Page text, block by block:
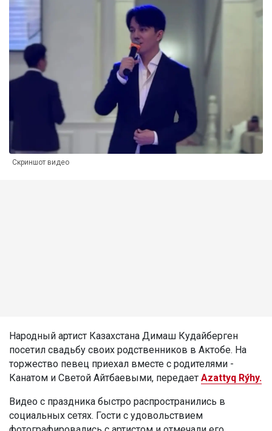
Скриншот видео
Народный артист Казахстана Димаш Кудайберген
посетил свадьбу своих родственников в Актобе. На
торжество певец приехал вместе с родителями -
Канатом и Светой Айтбаевыми, передает Azattyq Rýhy.
Видео с праздника быстро распространились в
социальных сетях. Гости с удовольствием